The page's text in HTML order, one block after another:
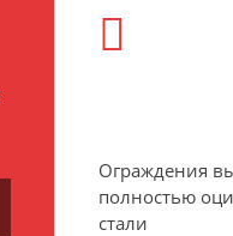
Ограждения
полностью
стали